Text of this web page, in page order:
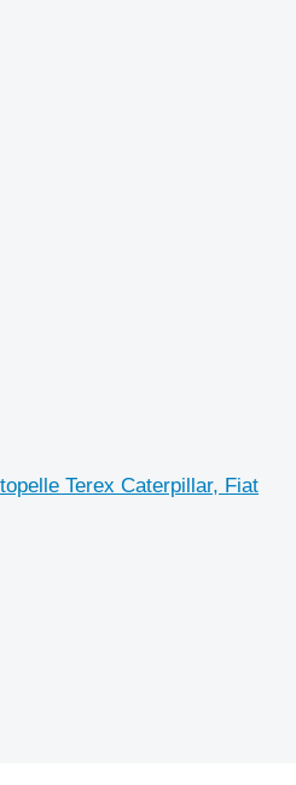
Terex Caterpillar, Fiat